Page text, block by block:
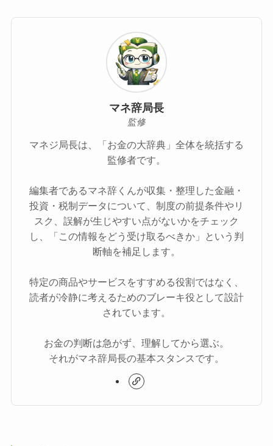
マネ辞局長
監修
マネジ局長は、「お金の大辞典」全体を統括する
監修者です。
編集者であるマネ辞くんが収集・整理した金融・
投資・税制データについて、制度の前提条件やリ
スク、誤解が生じやすい点がないかをチェック
し、「この情報をどう受け取るべきか」という判
断軸を補足します。
特定の商品やサービスをすすめる役割ではなく、
読者が冷静に考えるためのブレーキ役として設計
されています。
お金の判断は急がず、理解してから選ぶ。
それがマネ辞局長の基本スタンスです。